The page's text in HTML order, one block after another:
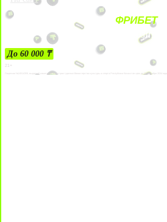
ФРИБЕТ
ЗА ДЕПОЗИТЫ
До 60 000 ₸
21+
Лицензии №24514359, выданной комитетом индустрии туризма Министерства культуры и спорта Республики Казахстан срок до 27 сентября 2034 года.